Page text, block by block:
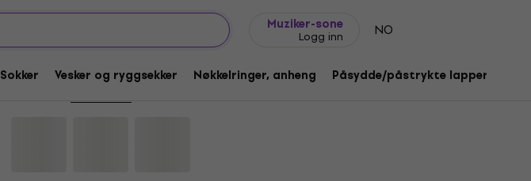
Muziker-sone
Logg inn NO
Sokker Vesker og ryggsekker Nøkkelringer, anheng Påsydde/påstrykte lapper og
Avtale
Iron Maiden El Dorado Black M T-skjorte